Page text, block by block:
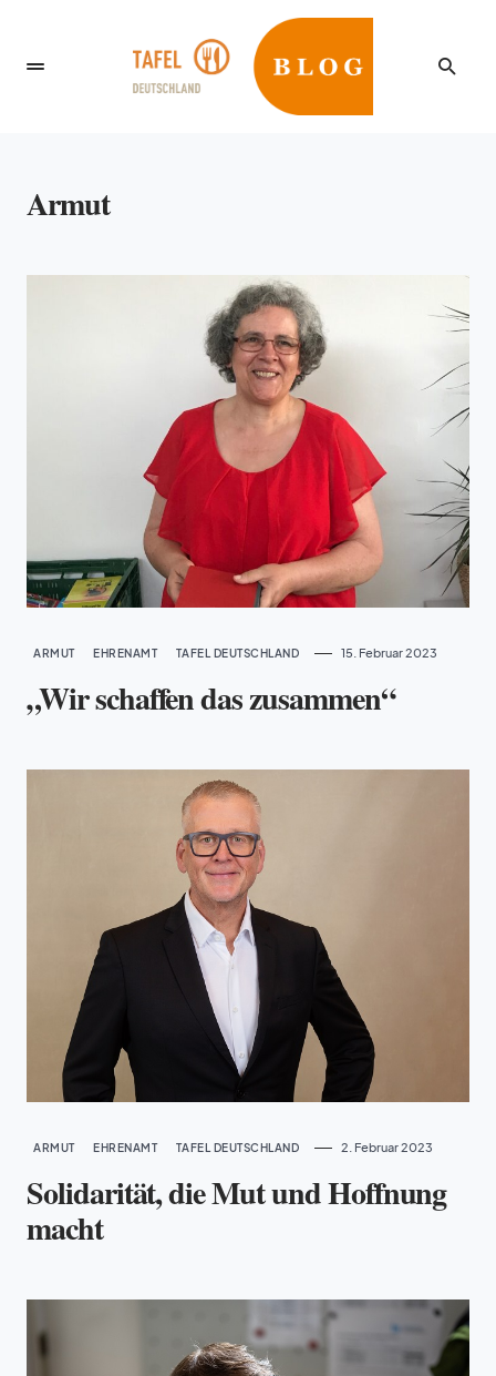
Armut
ARMUT EHRENAMT TAFEL DEUTSCHLAND 15. Februar 2023
„Wir schaffen das zusammen“
ARMUT EHRENAMT TAFEL DEUTSCHLAND 2. Februar 2023
Solidarität, die Mut und Hoffnung
macht